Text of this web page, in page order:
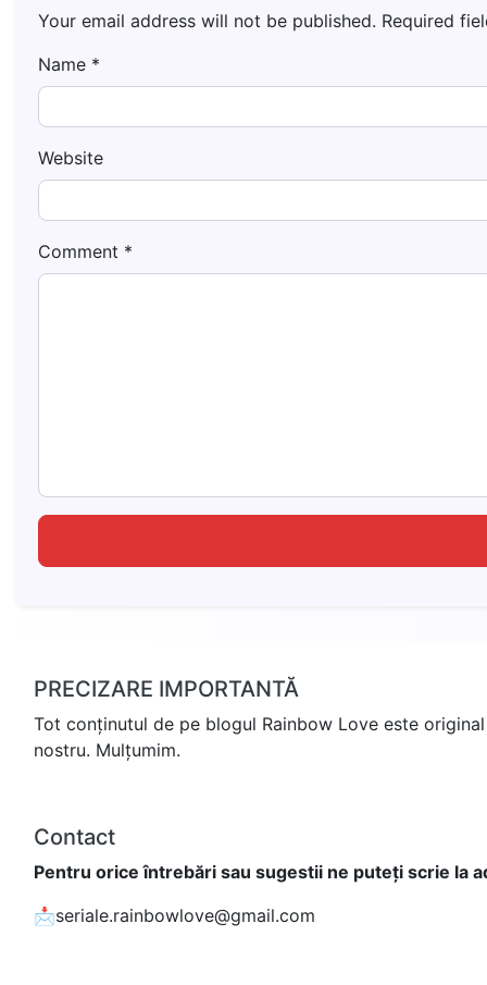
Your email address will not be published. Required
Name *
Website
Comment *
PRECIZARE IMPORTANTĂ
Tot conținutul de pe blogul Rainbow Love este
nostru. Mulțumim.
Contact
Pentru orice întrebări sau sugestii ne puteți scrie la
📩seriale.rainbowlove@gmail.com